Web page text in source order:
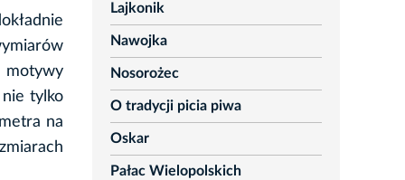
motywy
tylko
na
Lajkonik
Nawojka
Nosorożec
O tradycji picia piwa
Oskar
Pałac Wielopolskich